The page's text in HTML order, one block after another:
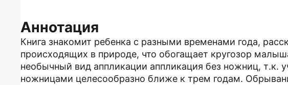
Аннотация
Книга знакомит ребенка с разными временами года,
происходящих в природе, что обогащает кругозор
необычный вид аппликации аппликация без ножниц, т.к.
ножницами целесообразно ближе к трем годам.